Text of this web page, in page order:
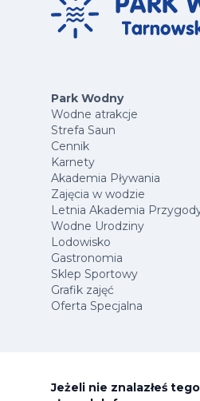
Park Wodny
Wodne atrakcje
Strefa Saun
Cennik
Karnety
Akademia Pływania
Zajęcia w wodzie
Letnia Akademia
Wodne Urodziny
Lodowisko
Gastronomia
Sklep Sportowy
Grafik zajęć
Oferta Specjalna
Jeżeli nie znalazłeś